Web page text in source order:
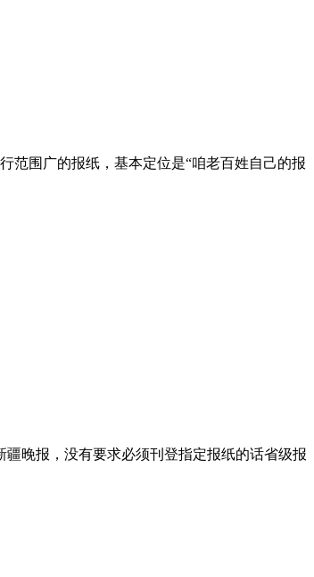
范围广的报纸，基本定位是“咱老百姓自己的报
晚报，没有要求必须刊登指定报纸的话省级报